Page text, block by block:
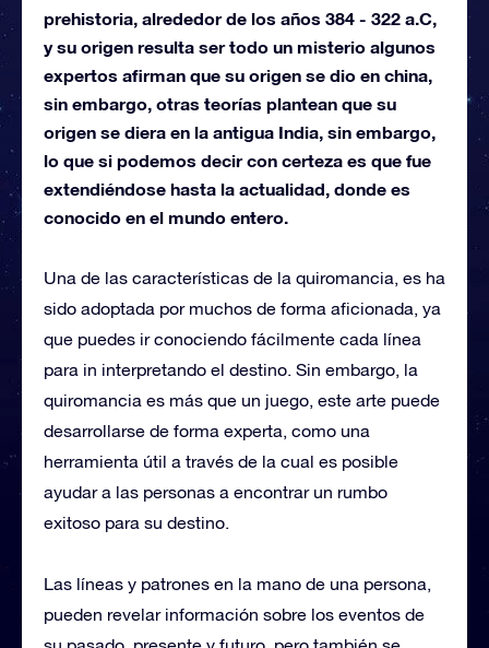
prehistoria, alrededor de los años 384 - 322 a.C,
y su origen resulta ser todo un misterio algunos
expertos afirman que su origen se dio en china,
sin embargo, otras teorías plantean que su
origen se diera en la antigua India, sin embargo,
lo que si podemos decir con certeza es que fue
extendiéndose hasta la actualidad, donde es
conocido en el mundo entero.
Una de las características de la quiromancia, es ha
sido adoptada por muchos de forma aficionada, ya
que puedes ir conociendo fácilmente cada línea
para in interpretando el destino. Sin embargo, la
quiromancia es más que un juego, este arte puede
desarrollarse de forma experta, como una
herramienta útil a través de la cual es posible
ayudar a las personas a encontrar un rumbo
exitoso para su destino.
Las líneas y patrones en la mano de una persona,
pueden revelar información sobre los eventos de